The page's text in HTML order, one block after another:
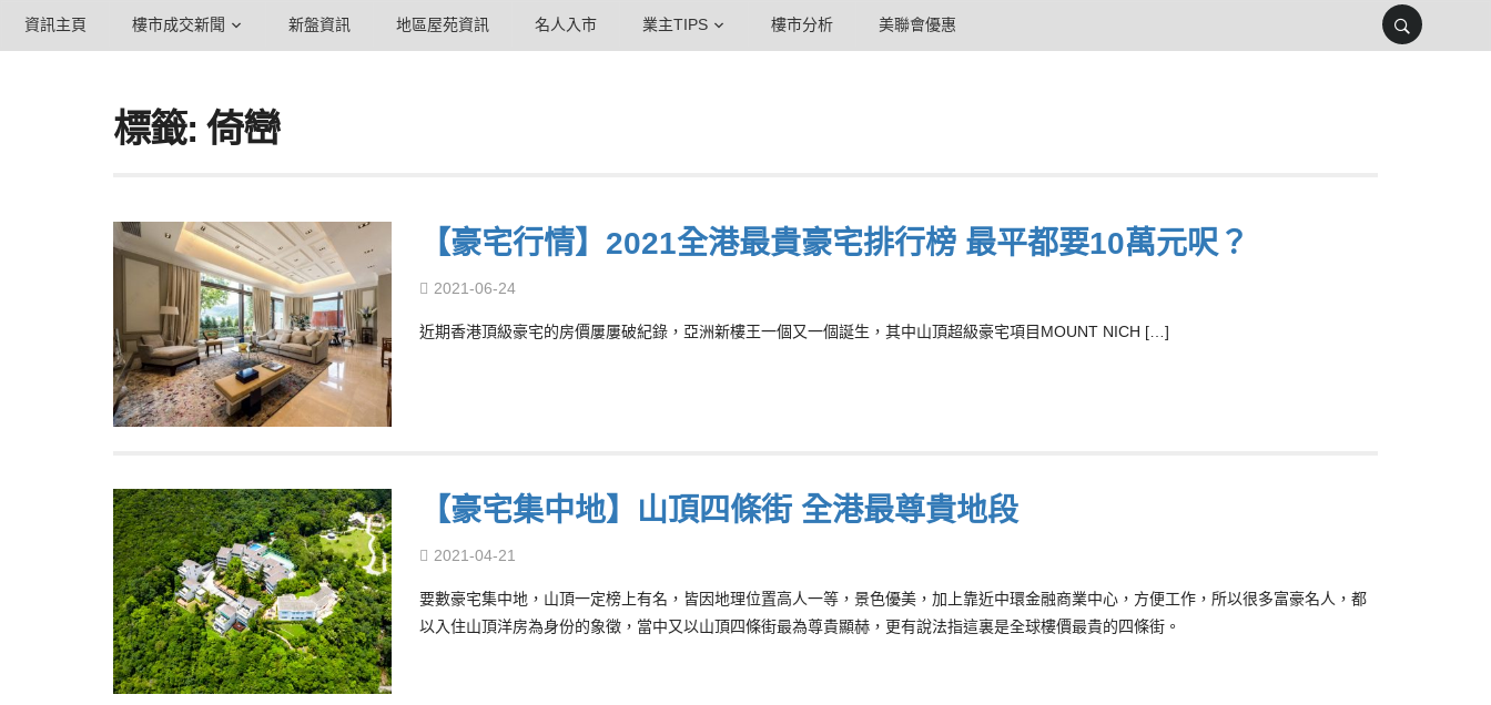
資訊主頁 樓市成交新聞 新盤資訊 地區屋苑資訊 名人入市 業主TIPS 樓市分析 美聯會優惠
標籤: 倚巒
【豪宅行情】2021全港最貴豪宅排行榜 最平都要10萬元呎？
2021-06-24
近期香港頂級豪宅的房價屢屢破紀錄，亞洲新樓王一個又一個誕生，其中山頂超級豪宅項目MOUNT NICH […]
【豪宅集中地】山頂四條街 全港最尊貴地段
2021-04-21
要數豪宅集中地，山頂一定榜上有名，皆因地理位置高人一等，景色優美，加上靠近中環金融商業中心，方便工作，所以很多富豪名人，都
以入住山頂洋房為身份的象徵，當中又以山頂四條街最為尊貴顯赫，更有說法指這裏是全球樓價最貴的四條街。